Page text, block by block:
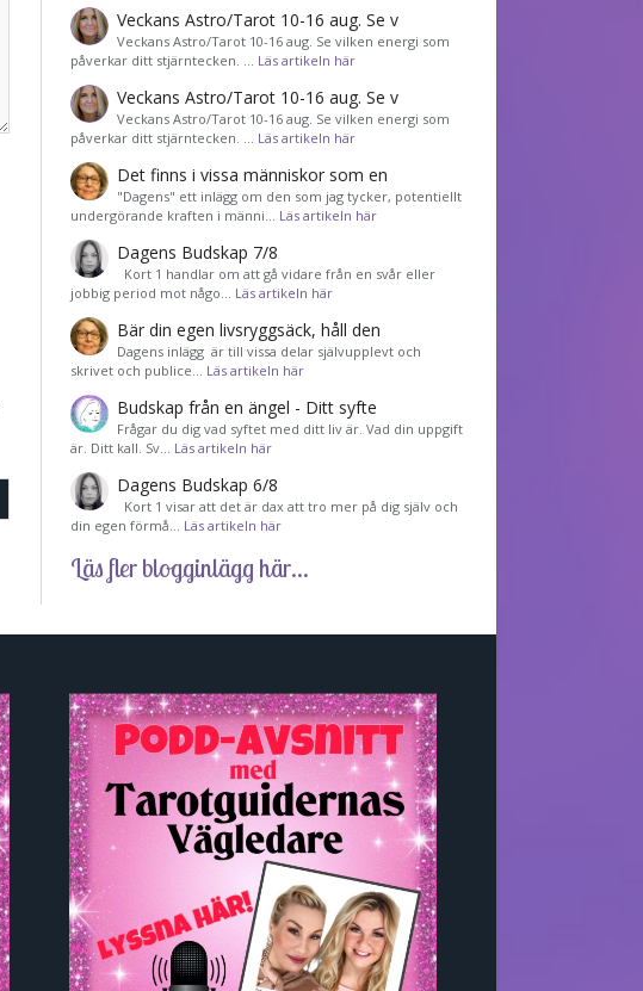
Veckans Astro/Tarot 10-16 aug. Se v
Veckans Astro/Tarot 10-16 aug. Se vilken energi som
påverkar ditt stjärntecken. … Läs artikeln här
Veckans Astro/Tarot 10-16 aug. Se v
Veckans Astro/Tarot 10-16 aug. Se vilken energi som
påverkar ditt stjärntecken. … Läs artikeln här
Det finns i vissa människor som en
"Dagens" ett inlägg om den som jag tycker, potentiellt
undergörande kraften i männi… Läs artikeln här
Dagens Budskap 7/8
Kort 1 handlar om att gå vidare från en svår eller
jobbig period mot någo… Läs artikeln här
Bär din egen livsryggsäck, håll den
Dagens inlägg är till vissa delar självupplevt och
skrivet och publice… Läs artikeln här
Budskap från en ängel - Ditt syfte
Frågar du dig vad syftet med ditt liv är. Vad din uppgift
är. Ditt kall. Sv… Läs artikeln här
Dagens Budskap 6/8
Kort 1 visar att det är dax att tro mer på dig själv och
din egen förmå… Läs artikeln här
Läs fler blogginlägg här...